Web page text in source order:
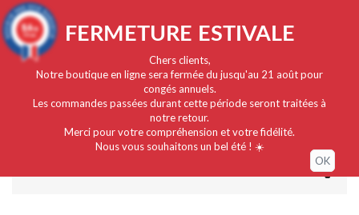
Français
FERMETURE ESTIVALE
Chers clients,
Notre boutique en ligne sera fermée du jusqu'au 21 août pour
congés annuels.
Les commandes passées durant cette période seront traitées à
notre retour.
Merci pour votre compréhension et votre fidélité.
Nous vous souhaitons un bel été ! ☀️
OK
9.4/10